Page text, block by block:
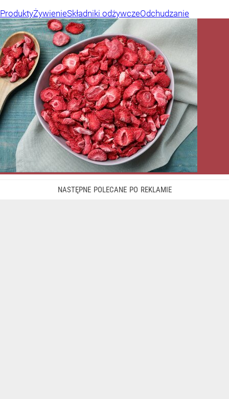
ProduktyŻywienieSkładniki odżywczeOdchudzanie